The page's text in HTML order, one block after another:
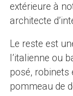
extérieure à
architecte
Le reste est
l’italienne ou
posé, robinets
pommeau de